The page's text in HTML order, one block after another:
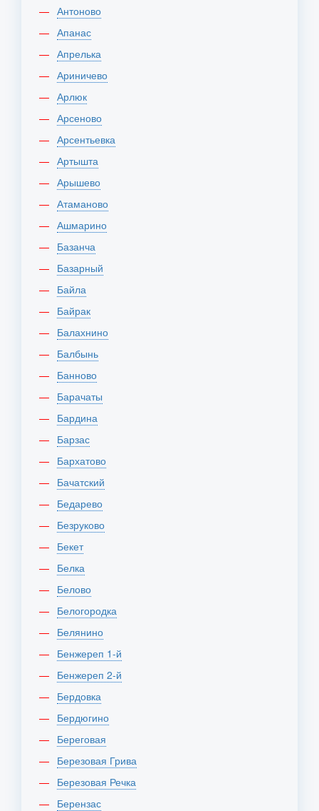
Антоново
Апанас
Апрелька
Ариничево
Арлюк
Арсеново
Арсентьевка
Артышта
Арышево
Атаманово
Ашмарино
Базанча
Базарный
Байла
Байрак
Балахнино
Балбынь
Банново
Барачаты
Бардина
Барзас
Бархатово
Бачатский
Бедарево
Безруково
Бекет
Белка
Белово
Белогородка
Белянино
Бенжереп 1-й
Бенжереп 2-й
Бердовка
Бердюгино
Береговая
Березовая Грива
Березовая Речка
Берензас